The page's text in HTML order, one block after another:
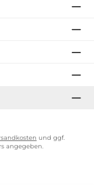
und ggf.
angegeben.